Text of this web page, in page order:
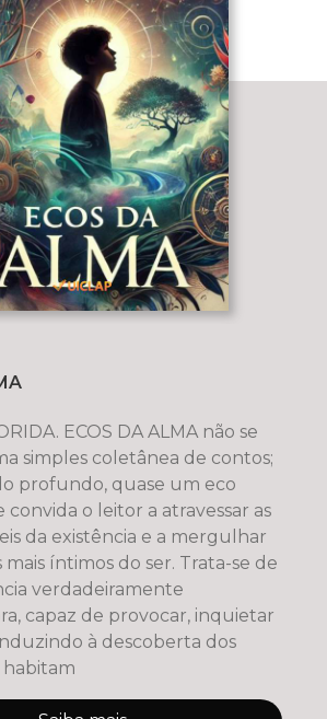
ECOS DA ALMA não se
simples coletânea de contos;
profundo, quase um eco
convida o leitor a atravessar as
da existência e a mergulhar
íntimos do ser. Trata-se de
verdadeiramente
capaz de provocar, inquietar
à descoberta dos
habitam